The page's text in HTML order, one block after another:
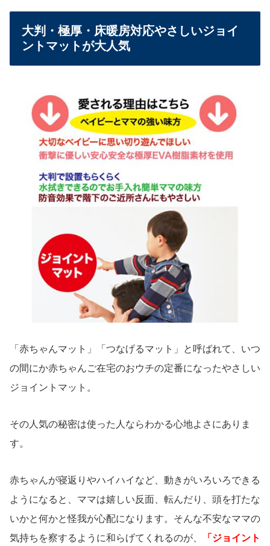
大判・極厚・床暖房対応やさしいジョイ
ントマットが大人気
「赤ちゃんマット」「つなげるマット」と呼ばれて、いつ
の間にか赤ちゃんご在宅のおウチの定番になったやさしい
ジョイントマット。
その人気の秘密は使った人ならわかる心地よさにありま
す。
赤ちゃんが寝返りやハイハイなど、動きがいろいろできる
ようになると、ママは嬉しい反面、転んだり、頭を打たな
いかと何かと怪我が心配になります。 そんな不安なママの
気持ちを察するように和らげてくれるのが、
「ジョイント